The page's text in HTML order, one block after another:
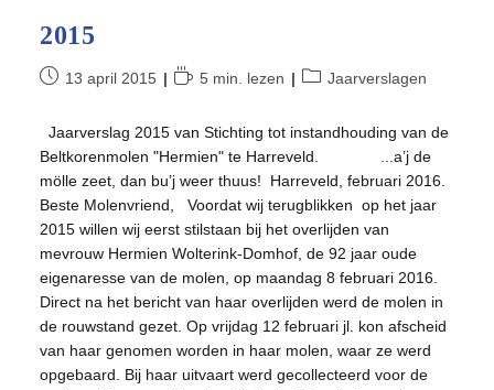
2015
Bericht13 april 2015 Leestijd:
5 min. lezen Berichtcategorie:
Jaarverslagen
Jaarverslag 2015 van Stichting tot instandhouding van de
Beltkorenmolen "Hermien" te Harreveld. ...a’j de
mölle zeet, dan bu’j weer thuus! Harreveld, februari 2016.
Beste Molenvriend, Voordat wij terugblikken op het jaar
2015 willen wij eerst stilstaan bij het overlijden van
mevrouw Hermien Wolterink-Domhof, de 92 jaar oude
eigenaresse van de molen, op maandag 8 februari 2016.
Direct na het bericht van haar overlijden werd de molen in
de rouwstand gezet. Op vrijdag 12 februari jl. kon afscheid
van haar genomen worden in haar molen, waar ze werd
opgebaard. Bij haar uitvaart werd gecollecteerd voor de